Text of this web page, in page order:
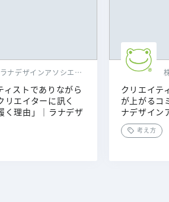
株式会社ラナデザインアソシエイツ
ィストでありながら
エイターに訊く
く理由」｜ラナデザ
クリエイテ
が上がるコ
ナデザイン
考え方